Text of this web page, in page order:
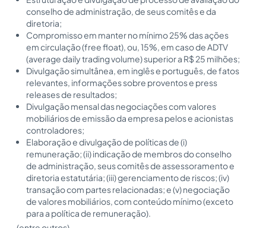
conselho de administração, de seus comitês e da
diretoria;
Compromisso em manter no mínimo 25% das ações
em circulação (free float), ou, 15%, em caso de ADTV
(average daily trading volume) superior a R$ 25 milhões;
Divulgação simultânea, em inglês e português, de fatos
relevantes, informações sobre proventos e press
releases de resultados;
Divulgação mensal das negociações com valores
mobiliários de emissão da empresa pelos e acionistas
controladores;
Elaboração e divulgação de políticas de (i)
remuneração; (ii) indicação de membros do conselho
de administração, seus comitês de assessoramento e
diretoria estatutária; (iii) gerenciamento de riscos; (iv)
transação com partes relacionadas; e (v) negociação
de valores mobiliários, com conteúdo mínimo (exceto
para a política de remuneração).